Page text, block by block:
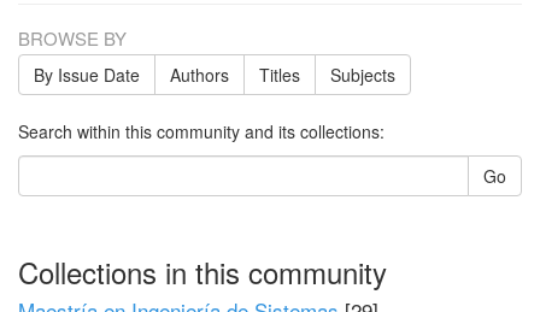
BROWSE BY
By Issue Date Authors Titles Subjects
Search within this community and its collections:
Go
Collections in this community